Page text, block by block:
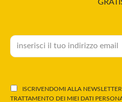
ISCRIVENDOMI ALLA
TRATTAMENTO DEI MIEI DATI